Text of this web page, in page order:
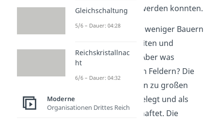
Menschen versorgt werden konnten.
Gleichzeitig mussten weniger Bauern
auf den Feldern arbeiten und
verließen ihre Höfe. Aber was
passierte nun mit den Feldern? Die
kleinen Felder wurden zu großen
Feldern zusammengelegt und als
Großgüterbewirtschaftet. Die
Gleichschaltung
5/6 – Dauer: 04:28
Reichskristallnac
ht
6/6 – Dauer: 04:32
Moderne
Organisationen Drittes Reich